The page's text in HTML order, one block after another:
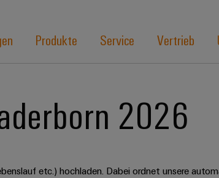
Produkte Service Vertrieb
2026
etc.) hochladen. Dabei ordnet unsere